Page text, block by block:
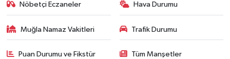
Nöbetçi Eczaneler Hava Durumu
Muğla Namaz Vakitleri Trafik Durumu
Puan Durumu ve Fikstür Tüm Manşetler